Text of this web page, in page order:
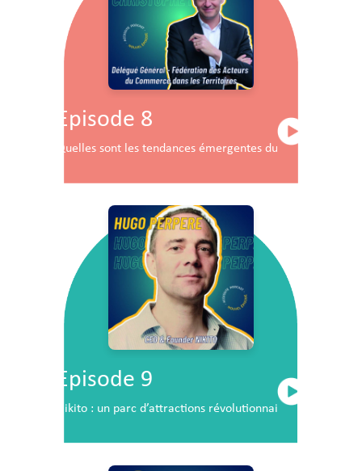
Episode 8
Quelles sont les tendances émergentes du commerce en
Episode 9
Nikito : un parc d’attractions révolutionnaire en plein